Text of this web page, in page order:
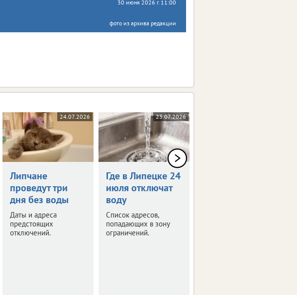
30 июня 2026 г. 11:00
фото из архива редакции
24.07.2026
Липчане
проведут три
дня без воды
Даты и адреса
предстоящих
отключений.
23.07.2026
Где в Липецке 24
июля отключат
воду
Список адресов,
попадающих в зону
ограничений.